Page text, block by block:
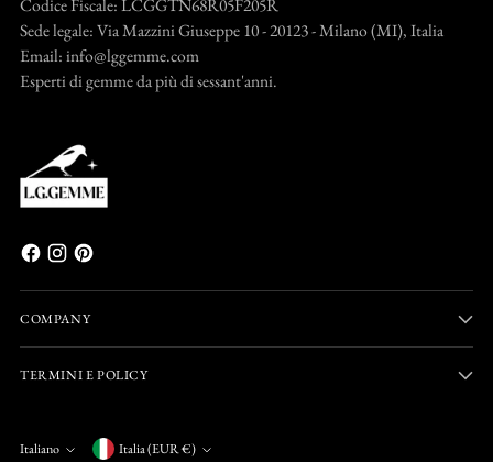
Codice Fiscale: LCGGTN68R05F205R
Sede legale: Via Mazzini Giuseppe 10 - 20123 - Milano (MI), Italia
Email: info@lggemme.com
Esperti di gemme da più di sessant'anni.
COMPANY
TERMINI E POLICY
Italiano Italia (EUR €)